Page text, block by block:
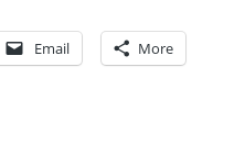
Email More